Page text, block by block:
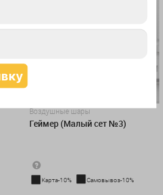
Воздушные шары
Геймер (Малый сет №3)
Карта-10% Самовывоз-10%